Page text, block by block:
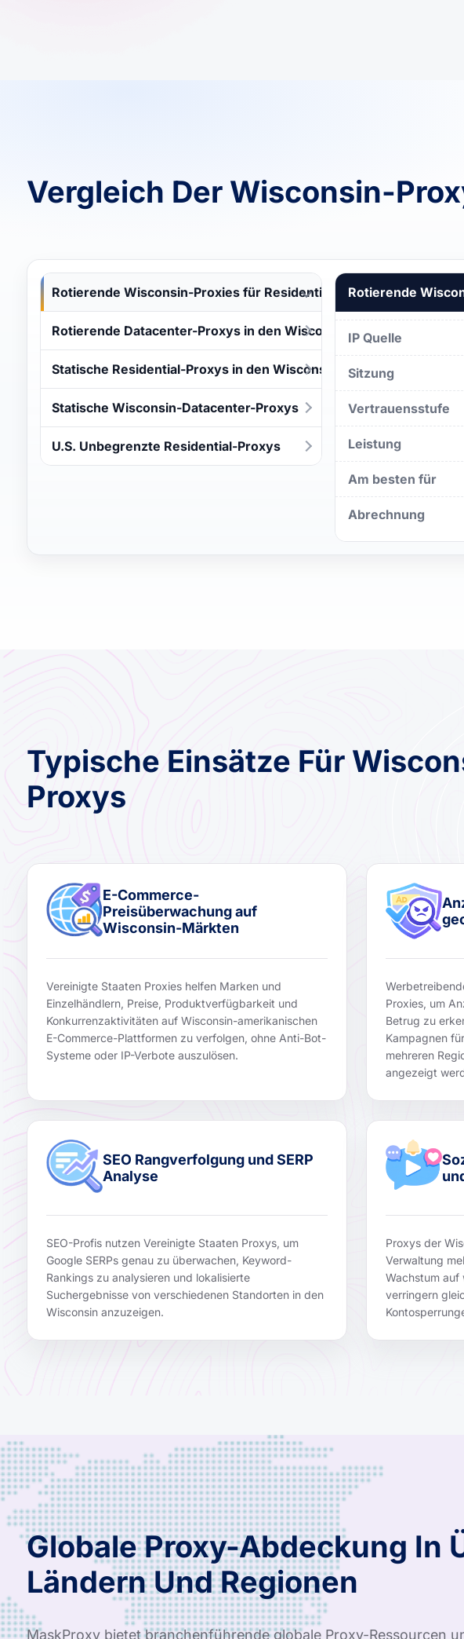
Vergleich Der Wisconsin-
Rotierende Wisconsin-Proxies für Residential
Rotierende Datacenter-Proxys in den Wisconsin
Statische Residential-Proxys in den Wisconsin
Statische Wisconsin-Datacenter-Proxys
U.S. Unbegrenzte Residential-Proxys
Rotierende
IP Quelle
Sitzung
Vertrauensstufe
Leistung
Am besten für
Abrechnung
Typische Einsätze Für
Proxys
E-Commerce-
Preisüberwachung auf
Wisconsin-Märkten
Vereinigte Staaten Proxies helfen Marken und
Einzelhändlern, Preise, Produktverfügbarkeit und
Konkurrenzaktivitäten auf Wisconsin-amerikanischen
E-Commerce-Plattformen zu verfolgen, ohne Anti-Bot-
Systeme oder IP-Verbote auszulösen.
Proxies, um
Betrug zu
Kampagnen
mehreren
angezeigt
SEO Rangverfolgung und SERP
Analyse
SEO-Profis nutzen Vereinigte Staaten Proxys, um
Google SERPs genau zu überwachen, Keyword-
Rankings zu analysieren und lokalisierte
Suchergebnisse von verschiedenen Standorten in den
Wisconsin anzuzeigen.
Proxys der
Verwaltung
Wachstum auf
verringern
Globale Proxy-Abdeckung In
Ländern Und Regionen
MaskProxy bietet branchenführende globale Proxy-Ressourcen